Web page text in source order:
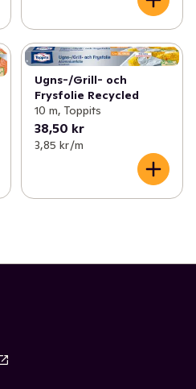
Ugns-/Grill- och
Frysfolie Recycled
10 m, Toppits
38,50 kr
3,85 kr /m